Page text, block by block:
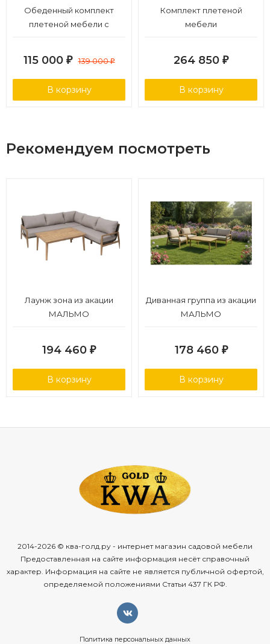
Обеденный комплект
плетеной мебели с
115 000 ₽ 139 000₽
В корзину
Комплект плетеной
мебели
264 850 ₽
В корзину
Рекомендуем посмотреть
Лаунж зона из акации
МАЛЬМО
194 460 ₽
В корзину
Диванная группа из акации
МАЛЬМО
178 460 ₽
В корзину
2014-2026 © ква-голд.ру - интернет магазин садовой мебели
Предоставленная на сайте информация несёт справочный
характер. Информация на сайте не является публичной офертой,
определяемой положениями Статьи 437 ГК РФ.
Политика персональных данных